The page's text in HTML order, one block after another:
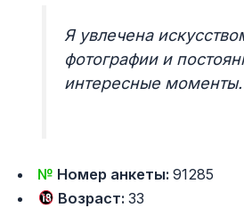
Я увлечена
фотографии и
интересные моменты.
№ Номер анкеты:91285
Возраст:33